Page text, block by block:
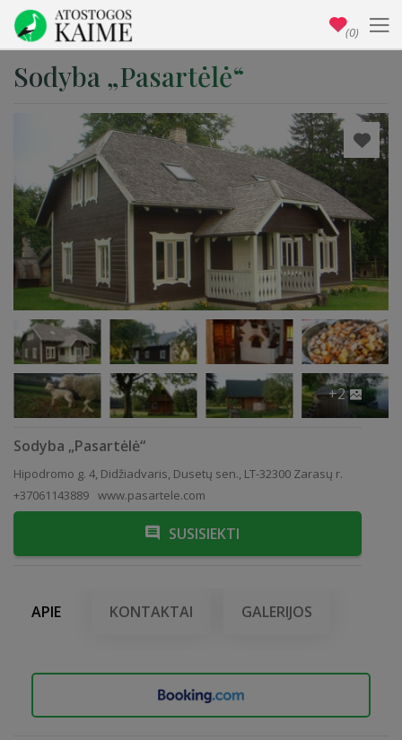
Sodyba „Pasartėlė“
+2
Sodyba „Pasartėlė“
Hipodromo g. 4, Didžiadvaris, Dusetų sen., LT-32300 Zarasų r.
+37061143889 www.pasartele.com
SUSISIEKTI
APIE KONTAKTAI GALERIJOS
(0)